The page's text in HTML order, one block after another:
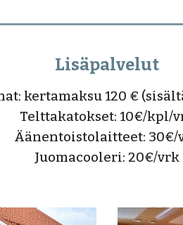
Lisäpalvelut
kertamaksu 120 €
Telttakatokset: 10€/kpl/
Äänentoistolaitteet: 30€/
Juomacooleri: 20€/vrk